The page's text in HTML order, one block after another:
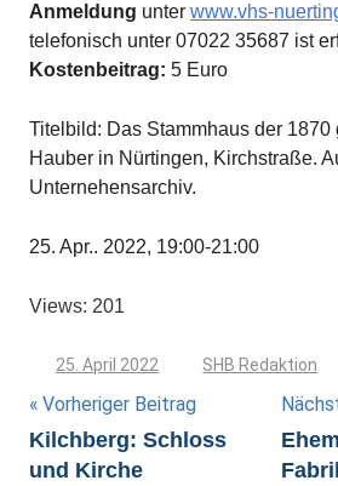
Anmeldung unter www.vhs-
telefonisch unter 07022 35687 ist
Kostenbeitrag: 5 Euro
Titelbild: Das Stammhaus der 1870
Hauber in Nürtingen, Kirchstraße.
Unternehensarchiv.
25. Apr.. 2022, 19:00-21:00
Views: 201
25. April 2022 SHB Redaktion
Beitragsnavigation
Vorheriger Beitrag
Kilchberg: Schloss
und Kirche